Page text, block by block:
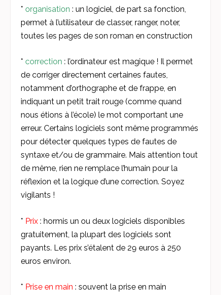
*organisation : un logiciel, de part sa fonction,
permet à l’utilisateur de classer, ranger, noter,
toutes les pages de son roman en construction
*correction : l’ordinateur est magique ! Il permet
de corriger directement certaines fautes,
notamment d’orthographe et de frappe, en
indiquant un petit trait rouge (comme quand
nous étions à l’école) le mot comportant une
erreur. Certains logiciels sont même programmés
pour détecter quelques types de fautes de
syntaxe et/ou de grammaire. Mais attention tout
de même, rien ne remplace l’humain pour la
réflexion et la logique d’une correction. Soyez
vigilants !
* Prix : hormis un ou deux logiciels disponibles
gratuitement, la plupart des logiciels sont
payants. Les prix s’étalent de 29 euros à 250
euros environ.
* Prise en main : souvent la prise en main